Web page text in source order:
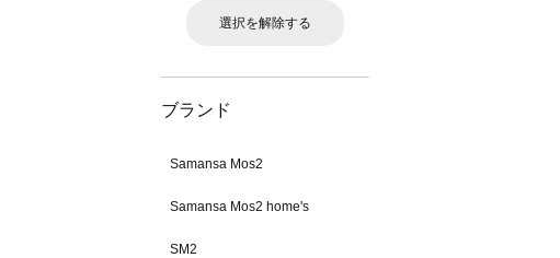
選択を解除する
ブランド
Samansa Mos2
Samansa Mos2 home's
SM2